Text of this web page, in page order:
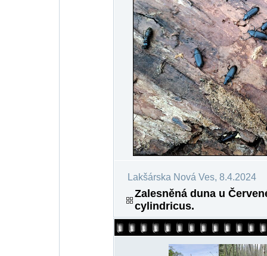
Lakšárska Nová Ves, 8.4.2024
Zalesněná duna u
cylindricus.